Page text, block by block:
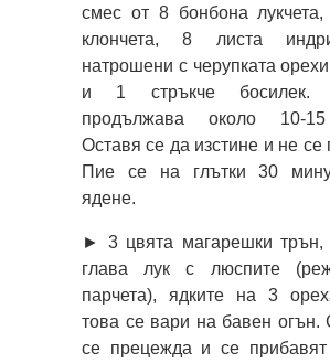
смес от 8 бонбона
клончета, 8 листа
натрошени с черупката
и 1 стръкче босилек.
продължава около 10-
Оставя се да изстине и не се
Пие се на глътки 30
ядене.
► 3 цвята магарешки
глава лук с люспите
парчета), ядките на 3
това се вари на бавен огън.
се прецежда и се